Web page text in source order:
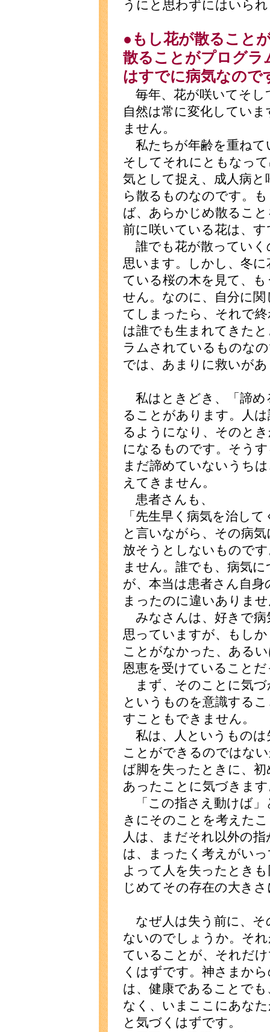
うにと思わずにはいら
●もし花が散ること
散ることがプログラ
はすでに病気なので
毎年、花が咲いてそし
自然は常に変化してい
ません。
私たちが年齢を重ねて
そしてそれにともなっ
気として捉え、成人病
ら散るものなのです。
ば、あらかじめ散るこ
前に咲いている花は、
誰でも花が散っていく
思います。しかし、冬
ている桜の木を見て、
せん。なのに、自分に
てしまったら、それで
は誰でも生まれてきた
ラムされているものな
では、あまりに救いが
私はときどき、「諦め
ることがあります。人
るようになり、そのと
になるものです。そう
まだ諦めていないうち
えてきません。
患者さんも、
「先生早く病気を治し
と言いながら、その病
放そうとしないもので
ません。誰でも、病気
が、本当は患者さん自
まったのに違いありま
みなさんは、好きで病
思っていますが、もし
ことがなかった、ある
恩恵を受けていること
まず、そのことに気づ
というものを意識する
すこともできません。
私は、人というものは
ことができるのではな
ば脚を失ったときに、
あったことに気づきま
「この指さえ動けば」
きにそのことを考えた
人は、まだそれ以外の
は、まったく考えがい
よって人を失ったとき
じめてその存在の大き
なぜ人は失う前に、そ
ないのでしょうか。そ
ていることが、それだ
くはずです。神さまか
は、健康であることで
なく、いまここにあな
と気づくはずです。